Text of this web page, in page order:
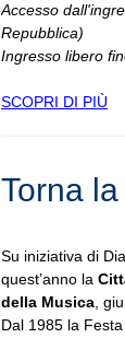
Accesso
Repubblica)
Ingresso libero
SCOPRI DI PIÙ
Torna
Su iniziativa di
quest’anno la
della Musica ,
Dal 1985 la